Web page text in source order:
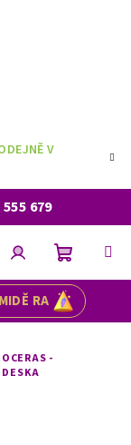
V
679
RA
PřihlášeníNákupní
-